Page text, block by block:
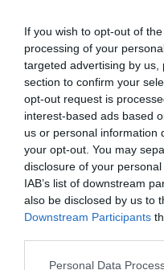
If you wish to opt-out of
processing of your
targeted advertising by
section to confirm your
opt-out request is
interest-based ads based
us or personal information
your opt-out. You may
disclosure of your
IAB’s list of downstream
also be disclosed by us to
Downstream Participants
Personal Data